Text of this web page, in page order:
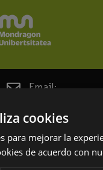
Email:
y condiciones
cookies
para mejorar la
de acuerdo con